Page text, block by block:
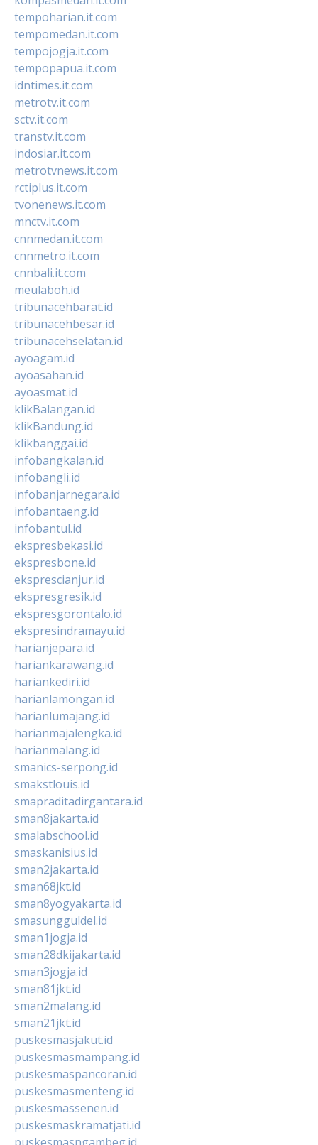
tempoharian.it.com
tempomedan.it.com
tempojogja.it.com
tempopapua.it.com
idntimes.it.com
metrotv.it.com
sctv.it.com
transtv.it.com
indosiar.it.com
metrotvnews.it.com
rctiplus.it.com
tvonenews.it.com
mnctv.it.com
cnnmedan.it.com
cnnmetro.it.com
cnnbali.it.com
meulaboh.id
tribunacehbarat.id
tribunacehbesar.id
tribunacehselatan.id
ayoagam.id
ayoasahan.id
ayoasmat.id
klikBalangan.id
klikBandung.id
klikbanggai.id
infobangkalan.id
infobangli.id
infobanjarnegara.id
infobantaeng.id
infobantul.id
ekspresbekasi.id
ekspresbone.id
eksprescianjur.id
ekspresgresik.id
ekspresgorontalo.id
ekspresindramayu.id
harianjepara.id
hariankarawang.id
hariankediri.id
harianlamongan.id
harianlumajang.id
harianmajalengka.id
harianmalang.id
smanics-serpong.id
smakstlouis.id
smapraditadirgantara.id
sman8jakarta.id
smalabschool.id
smaskanisius.id
sman2jakarta.id
sman68jkt.id
sman8yogyakarta.id
smasungguldel.id
sman1jogja.id
sman28dkijakarta.id
sman3jogja.id
sman81jkt.id
sman2malang.id
sman21jkt.id
puskesmasjakut.id
puskesmasmampang.id
puskesmaspancoran.id
puskesmasmenteng.id
puskesmassenen.id
puskesmaskramatjati.id